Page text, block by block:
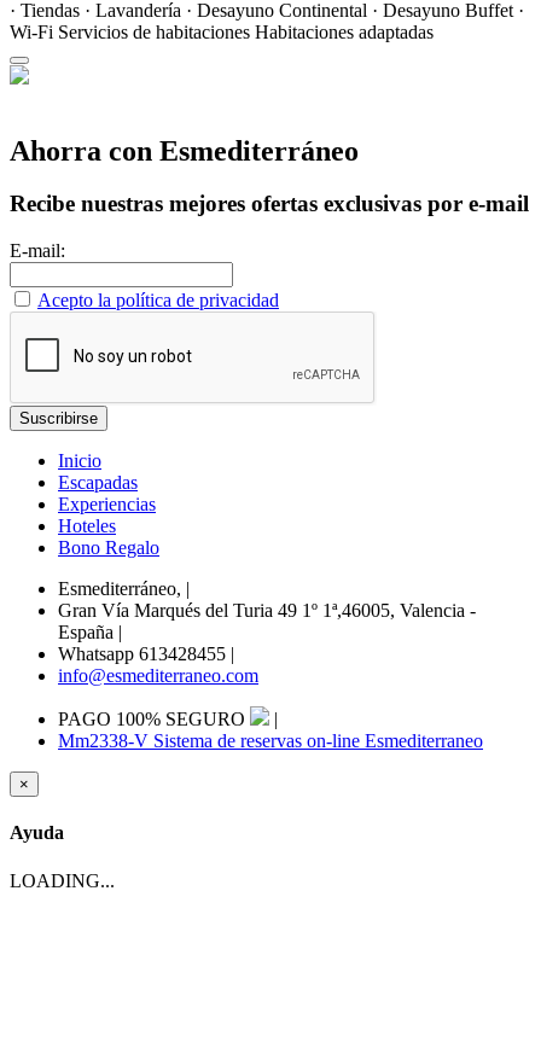
· Tiendas · Lavandería · Desayuno Continental · Desayuno Buffet ·
Wi-Fi Servicios de habitaciones Habitaciones adaptadas
Ahorra con Esmediterráneo
Recibe nuestras mejores ofertas exclusivas por e-mail
E-mail:
Acepto la política de privacidad
Inicio
Escapadas
Experiencias
Hoteles
Bono Regalo
Esmediterráneo, |
Gran Vía Marqués del Turia 49 1º 1ª,46005, Valencia -
España |
Whatsapp 613428455 |
info@esmediterraneo.com
PAGO 100% SEGURO
|
Mm2338-V Sistema de reservas on-line Esmediterraneo
×
Ayuda
LOADING...